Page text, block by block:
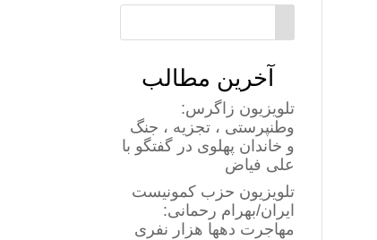
آخرین مطالب
تلویزیون زاگرس:
وطنپرستی ، تجزیه ، جنگ
و خاندان پهلوی در گفتگو با
علی فیاض
تلویزیون حزب کمونیست
ایران/بهرام رحمانی:
مهاجرت دهها هزار نفری